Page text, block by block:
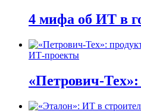
4 мифа об ИТ в
ИТ-проекты
«Петрович-Тех»: